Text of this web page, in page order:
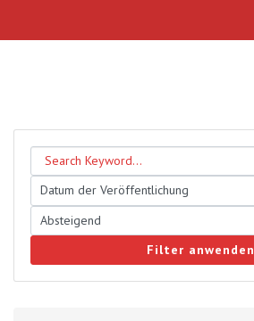
Filter anwenden